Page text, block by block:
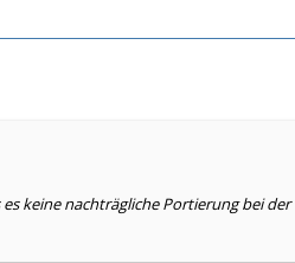
es keine nachträgliche Portierung bei